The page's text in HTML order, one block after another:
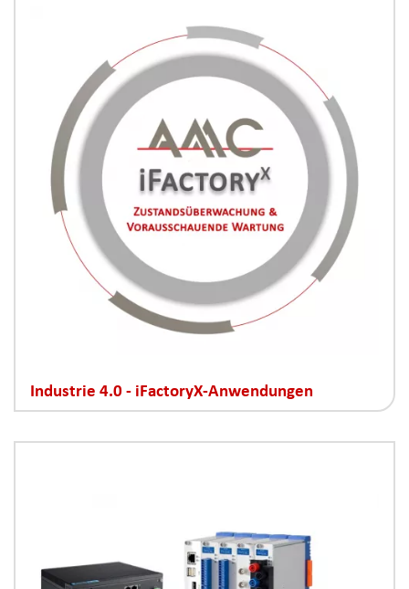
Industrie 4.0 - iFactoryX-Anwendungen